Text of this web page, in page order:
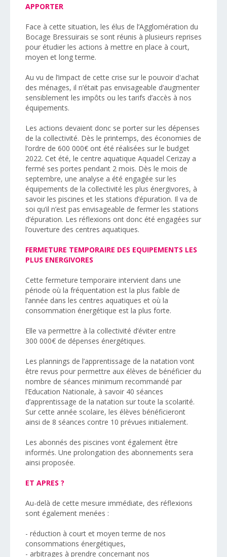
APPORTER
Face à cette situation, les élus de l’Agglomération du
Bocage Bressuirais se sont réunis à plusieurs reprises
pour étudier les actions à mettre en place à court,
moyen et long terme.
Au vu de l’impact de cette crise sur le pouvoir d'achat
des ménages, il n’était pas envisageable d’augmenter
sensiblement les impôts ou les tarifs d’accès à nos
équipements.
Les actions devaient donc se porter sur les dépenses
de la collectivité. Dès le printemps, des économies de
l’ordre de 600 000€ ont été réalisées sur le budget
2022. Cet été, le centre aquatique Aquadel Cerizay a
fermé ses portes pendant 2 mois. Dès le mois de
septembre, une analyse a été engagée sur les
équipements de la collectivité les plus énergivores, à
savoir les piscines et les stations d’épuration. Il va de
soi qu’il n’est pas envisageable de fermer les stations
d’épuration. Les réflexions ont donc été engagées sur
l’ouverture des centres aquatiques.
FERMETURE TEMPORAIRE DES EQUIPEMENTS LES
PLUS ENERGIVORES
Cette fermeture temporaire intervient dans une
période où la fréquentation est la plus faible de
l’année dans les centres aquatiques et où la
consommation énergétique est la plus forte.
Elle va permettre à la collectivité d’éviter entre
300 000€ de dépenses énergétiques.
Les plannings de l’apprentissage de la natation vont
être revus pour permettre aux élèves de bénéficier du
nombre de séances minimum recommandé par
l’Education Nationale, à savoir 40 séances
d’apprentissage de la natation sur toute la scolarité.
Sur cette année scolaire, les élèves bénéficieront
ainsi de 8 séances contre 10 prévues initialement.
Les abonnés des piscines vont également être
informés. Une prolongation des abonnements sera
ainsi proposée.
ET APRES ?
Au-delà de cette mesure immédiate, des réflexions
sont également menées :
- réduction à court et moyen terme de nos
consommations énergétiques,
- arbitrages à prendre concernant nos